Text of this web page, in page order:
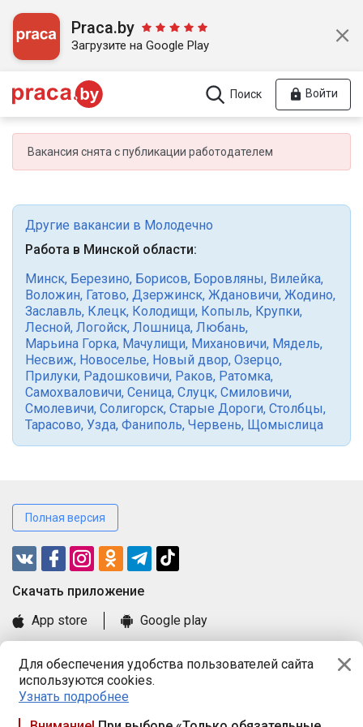
Для обеспечения удобства пользователей сайта
используются cookies.
Узнать подробнее
Praca.by
Загрузите на Google Play
Поиск Войти
Вакансия снята с публикации работодателем
Другие вакансии в Молодечно
Работа в Минской области:
Минск, Березино, Борисов, Боровляны, Вилейка,
Воложин, Гатово, Дзержинск, Ждановичи, Жодино,
Заславль, Клецк, Колодищи, Копыль, Крупки,
Лесной, Логойск, Лошница, Любань,
Марьина Горка, Мачулищи, Михановичи, Мядель,
Несвиж, Новоселье, Новый двор, Озерцо,
Прилуки, Радошковичи, Раков, Ратомка,
Самохваловичи, Сеница, Слуцк, Смиловичи,
Смолевичи, Солигорск, Старые Дороги, Столбцы,
Тарасово, Узда, Фаниполь, Червень, Щомыслица
Полная версия
Cкачать приложение
App store
Google play
Книга замечаний и предложений
Правила и документы
Praca.by © 2000—2026, ООО «ПРАЦА БАЙ»